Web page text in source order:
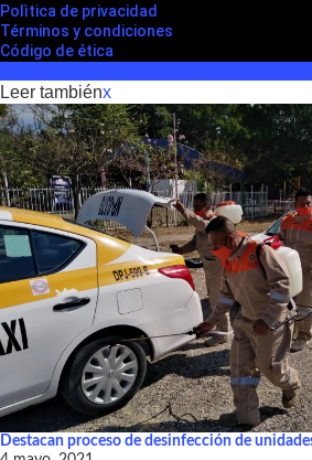
Polìtica de privacidad
Términos y condiciones
Código de ética
Leer tambiénx
Destacan proceso de desinfección de